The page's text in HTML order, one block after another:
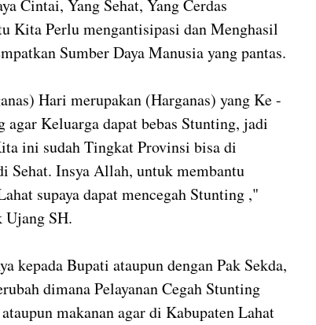
Cintai, Yang Sehat, Yang Cerdas
Kita Perlu mengantisipasi dan Menghasil
Sumber Daya Manusia yang pantas.
Hari merupakan (Harganas) yang Ke -
agar Keluarga dapat bebas Stunting, jadi
ini sudah Tingkat Provinsi bisa di
Sehat. Insya Allah, untuk membantu
supaya dapat mencegah Stunting ,"
Ujang SH.
kepada Bupati ataupun dengan Pak Sekda,
dimana Pelayanan Cegah Stunting
makanan agar di Kabupaten Lahat